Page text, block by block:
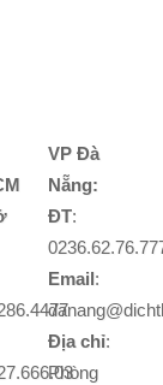
VP Đà
Nẵng:
ĐT:
Email:
Địa chỉ:
Phòng